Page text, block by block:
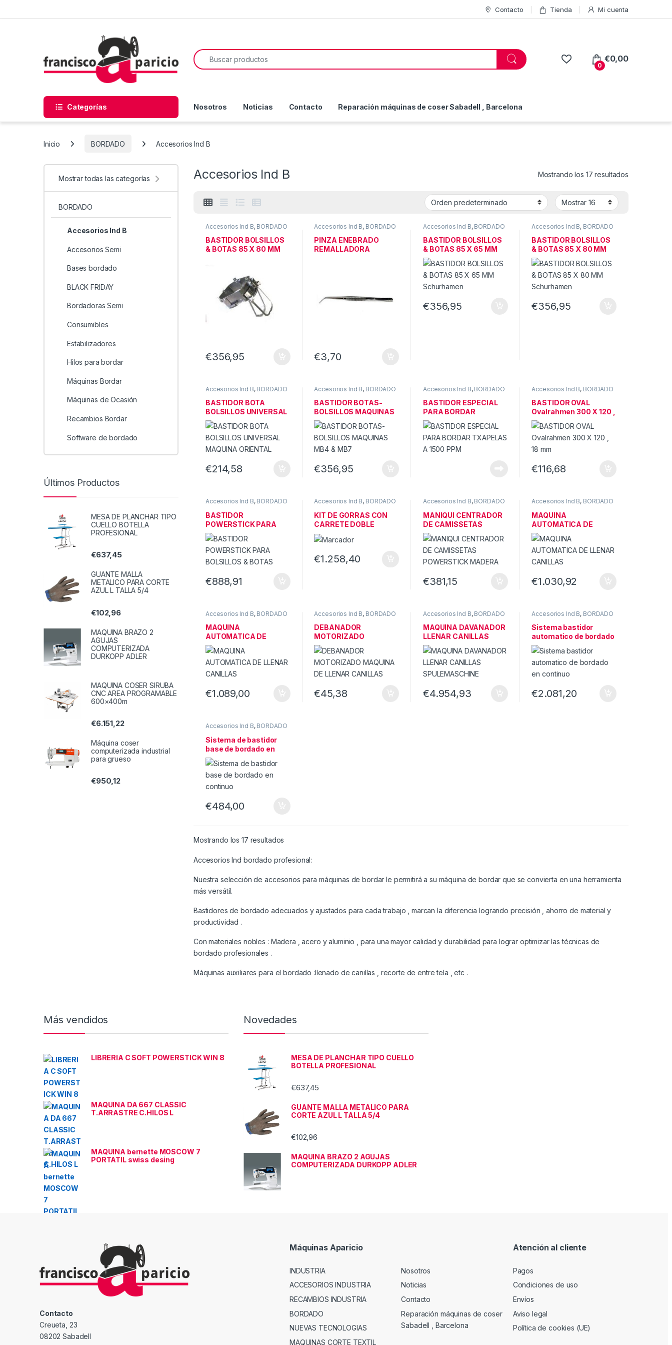
Contacto Tienda Mi cuenta
Search for:
0
€0,00
Categorías Nosotros Noticias Contacto Reparación máquinas de coser Sabadell , Barcelona
Inicio BORDADO Accesorios Ind B
Accesorios Ind B Mostrando los 17 resultados
Accesorios Ind B, BORDADO
BASTIDOR BOLSILLOS
& BOTAS 85 X 80 MM
€356,95
Accesorios Ind B, BORDADO
PINZA ENEBRADO
REMALLADORA
€3,70
Accesorios Ind B, BORDADO
BASTIDOR BOLSILLOS
& BOTAS 85 X 65 MM
Schurhamen
€356,95
Accesorios Ind B, BORDADO
BASTIDOR BOLSILLOS
& BOTAS 85 X 80 MM
Schurhamen
€356,95
Accesorios Ind B, BORDADO
BASTIDOR BOTA
BOLSILLOS UNIVERSAL
MAQUINA ORIENTAL
€214,58
Accesorios Ind B, BORDADO
BASTIDOR BOTAS-
BOLSILLOS MAQUINAS
MB4 & MB7
€356,95
Accesorios Ind B, BORDADO
BASTIDOR ESPECIAL
PARA BORDAR
TXAPELAS A 1500 PPM
Accesorios Ind B, BORDADO
BASTIDOR OVAL
Ovalrahmen 300 X 120 ,
18 mm
€116,68
Accesorios Ind B, BORDADO
BASTIDOR
POWERSTICK PARA
BOLSILLOS & BOTAS
€888,91
Accesorios Ind B, BORDADO
KIT DE GORRAS CON
CARRETE DOBLE
€1.258,40
Accesorios Ind B, BORDADO
MANIQUI CENTRADOR
DE CAMISSETAS
POWERSTICK MADERA
€381,15
Accesorios Ind B, BORDADO
MAQUINA
AUTOMATICA DE
LLENAR CANILLAS
€1.030,92
Accesorios Ind B, BORDADO
MAQUINA
AUTOMATICA DE
LLENAR CANILLAS
€1.089,00
Accesorios Ind B, BORDADO
DEBANADOR
MOTORIZADO
MAQUINA DE LLENAR
CANILLAS
€45,38
Accesorios Ind B, BORDADO
MAQUINA DAVANADOR
LLENAR CANILLAS
SPULEMASCHINE
€4.954,93
Accesorios Ind B, BORDADO
Sistema bastidor
automatico de bordado
en continuo
€2.081,20
Accesorios Ind B, BORDADO
Sistema de bastidor
base de bordado en
continuo
€484,00
Mostrando los 17 resultados
Accesorios Ind bordado profesional:
Nuestra selección de accesorios para máquinas de bordar le permitirá a su máquina de bordar que se convierta en una herramienta
más versátil.
Bastidores de bordado adecuados y ajustados para cada trabajo , marcan la diferencia logrando precisión , ahorro de material y
productividad .
Con materiales nobles : Madera , acero y aluminio , para una mayor calidad y durabilidad para lograr optimizar las técnicas de
bordado profesionales .
Máquinas auxiliares para el bordado :llenado de canillas , recorte de entre tela , etc .
Mostrar todas las categorías
BORDADO
Accesorios Ind B
Accesorios Semi
Bases bordado
BLACK FRIDAY
Bordadoras Semi
Consumibles
Estabilizadores
Hilos para bordar
Máquinas Bordar
Máquinas de Ocasión
Recambios Bordar
Software de bordado
Últimos Productos
MESA DE PLANCHAR TIPO
CUELLO BOTELLA
PROFESIONAL
€637,45
GUANTE MALLA
METALICO PARA CORTE
AZUL L TALLA 5/4
€102,96
MAQUINA BRAZO 2
AGUJAS
COMPUTERIZADA
DURKOPP ADLER
MAQUINA COSER SIRUBA
CNC AREA PROGRAMABLE
600×400m
€6.151,22
Máquina coser
computerizada industrial
para grueso
€950,12
Más vendidos
LIBRERIA C SOFT POWERSTICK WIN 8
MAQUINA DA 667 CLASSIC
T.ARRASTRE C.HILOS L
MAQUINA bernette MOSCOW 7
PORTATIL swiss desing
Novedades
MESA DE PLANCHAR TIPO CUELLO
BOTELLA PROFESIONAL
€637,45
GUANTE MALLA METALICO PARA
CORTE AZUL L TALLA 5/4
€102,96
MAQUINA BRAZO 2 AGUJAS
COMPUTERIZADA DURKOPP ADLER
Contacto
Creueta, 23
08202 Sabadell
Máquinas Aparicio
INDUSTRIA
ACCESORIOS INDUSTRIA
RECAMBIOS INDUSTRIA
BORDADO
NUEVAS TECNOLOGIAS
MAQUINAS CORTE TEXTIL
Nosotros
Noticias
Contacto
Reparación máquinas de coser
Sabadell , Barcelona
Atención al cliente
Pagos
Condiciones de uso
Envíos
Aviso legal
Política de cookies (UE)